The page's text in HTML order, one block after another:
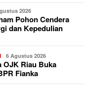
2026
Pohon Cendera
dan Kepedulian
6 Agustus 2026
OJK Riau Buka
Fianka